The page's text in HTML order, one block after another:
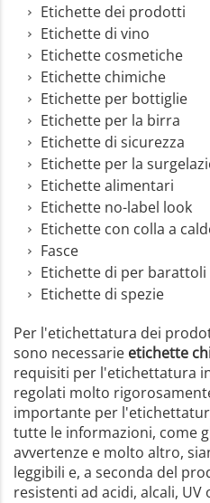
Etichette dei prodotti
Etichette di vino
Etichette cosmetiche
Etichette chimiche
Etichette per bottiglie
Etichette per la birra
Etichette di sicurezza
Etichette per la
Etichette alimentari
Etichette no-label look
Etichette con colla a
Fasce
Etichette di per barattoli
Etichette di spezie
Per l'etichettatura dei
sono necessarie etichette
requisiti per l'etichettatura
regolati molto
importante per
tutte le informazioni, come
avvertenze e molto altro,
leggibili e, a seconda del
resistenti ad acidi, alcali, UV